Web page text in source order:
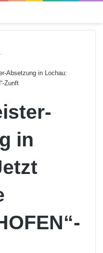
Absetzung in Lochau:
Zunft
in